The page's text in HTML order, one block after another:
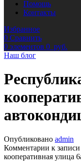
Помощь
Контакты
Избранное
0 Сравнить
0 элементов 0 руб.
Наш блог
Опубликовано admin
Комментарии к
кооперативная улица